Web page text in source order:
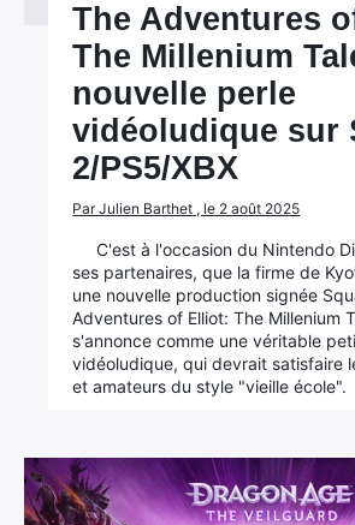
The Adventures
The Millenium
nouvelle perle
vidéoludique sur
2/PS5/XBX
Par Julien Barthet , le 2 août 2025
C'est à l'occasion du Nintendo
ses partenaires, que la firme de
une nouvelle production signée
Adventures of Elliot: The Millenium
s'annonce comme une véritable
vidéoludique, qui devrait satisfaire
et amateurs du style "vieille école".